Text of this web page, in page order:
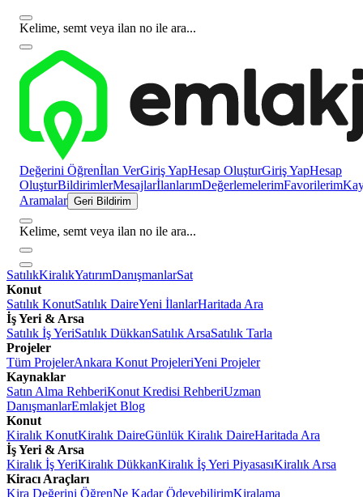
Kelime, semt veya ilan no ile ara...
Değerini Öğrenİlan VerGiriş YapHesap OluşturGiriş YapHesap
OluşturBildirimlerMesajlarİlanlarımDeğerlemelerimFavorilerim
Aramalar Geri Bildirim
Kelime, semt veya ilan no ile ara...
SatılıkKiralıkYatırımDanışmanlarSat
Konut
Satılık KonutSatılık DaireYeni İlanlarHaritada Ara
İş Yeri & Arsa
Satılık İş YeriSatılık DükkanSatılık ArsaSatılık Tarla
Projeler
Tüm ProjelerAnkara Konut ProjeleriYeni Projeler
Kaynaklar
Satın Alma RehberiKonut Kredisi RehberiUzman
DanışmanlarEmlakjet Blog
Konut
Kiralık KonutKiralık DaireGünlük Kiralık DaireHaritada Ara
İş Yeri & Arsa
Kiralık İş YeriKiralık DükkanKiralık İş Yeri PiyasasıKiralık Arsa
Kiracı Araçları
Kira Değerini ÖğrenNe Kadar ÖdeyebilirimKiralama